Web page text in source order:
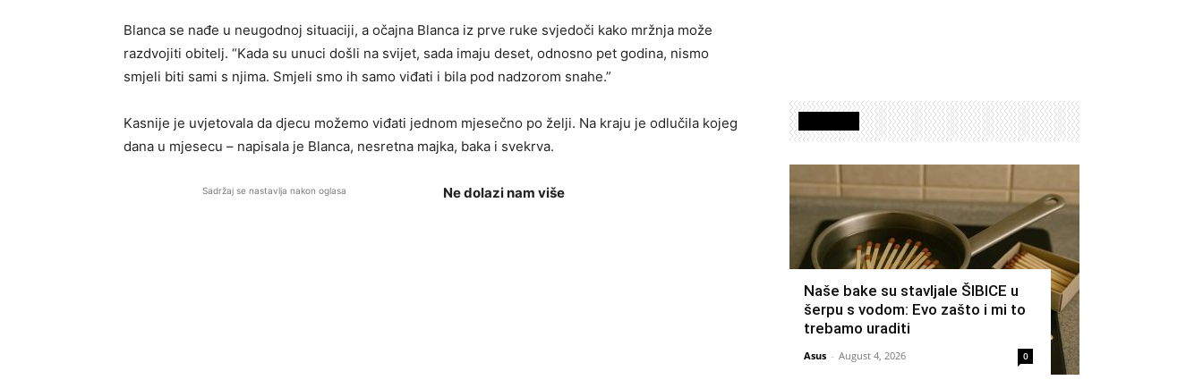
Blanca se nađe u neugodnoj situaciji, a očajna Blanca iz prve ruke svjedoči kako mržnja može
razdvojiti obitelj. “Kada su unuci došli na svijet, sada imaju deset, odnosno pet godina, nismo
smjeli biti sami s njima. Smjeli smo ih samo viđati i bila pod nadzorom snahe.”
Kasnije je uvjetovala da djecu možemo viđati jednom mjesečno po želji. Na kraju je odlučila kojeg
dana u mjesecu – napisala je Blanca, nesretna majka, baka i svekrva.
Sadržaj se nastavlja nakon oglasa Ne dolazi nam više
Naše bake su stavljale ŠIBICE u
šerpu s vodom: Evo zašto i mi to
trebamo uraditi
Asus - August 4, 2026 0